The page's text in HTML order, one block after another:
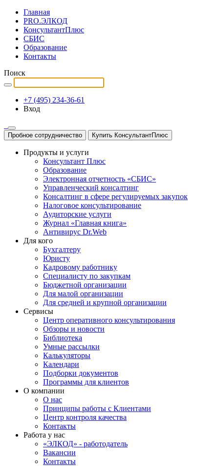
Главная
PRO.ЭЛКОД
КонсультантПлюс
СБИС
Образование
Контакты
Поиск
+7 (495) 234-36-61
Вход
Пробное сотрудничество Купить КонсультантПлюс
Продукты и услуги
Консультант Плюс
Образование
Электронная отчетность «СБИС»
Управленческий консалтинг
Консалтинг в сфере регулируемых закупок
Налоговое консультирование
Аудиторские услуги
Журнал «Главная книга»
Антивирус Dr.Web
Для кого
Бухгалтеру
Юристу
Кадровому работнику
Специалисту по закупкам
Бюджетной организации
Для малой организации
Для средней и крупной организации
Сервисы
Центр оперативного консультирования
Обзоры и новости
Библиотека
Умные рассылки
Калькуляторы
Календари
Подборки документов
Программы для клиентов
О компании
О нас
Принципы работы с Клиентами
Центр контроля качества
Контакты
Работа у нас
«ЭЛКОД» - работодатель
Вакансии
Контакты